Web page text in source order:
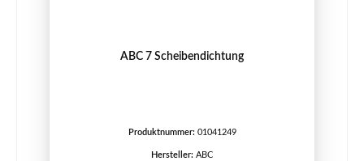
ABC 7 Scheibendichtung
Produktnummer: 01041249
Hersteller: ABC